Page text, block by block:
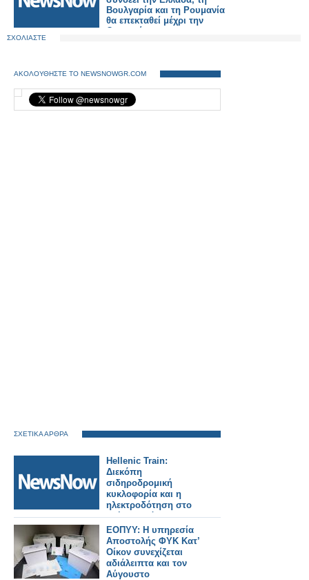
Βουλγαρία και τη Ρουμανία
θα επεκταθεί μέχρι την
Ουκρανία.
ΣΧΟΛΙΑΣΤΕ
ΑΚΟΛΟΥΘΗΣΤΕ ΤΟ NEWSNOWGR.COM
ΣΧΕΤΙΚΑ ΑΡΘΡΑ
Hellenic Train:
Διεκόπη
σιδηροδρομική
κυκλοφορία και η
ηλεκτροδότηση στο
τμήμα Οινόη –
Χαλκίδα, εξαιτίας
πυρκαγιάς.
ΕΟΠΥΥ: Η υπηρεσία
Αποστολής ΦΥΚ Κατ’
Οίκον συνεχίζεται
αδιάλειπτα και τον
Αύγουστο